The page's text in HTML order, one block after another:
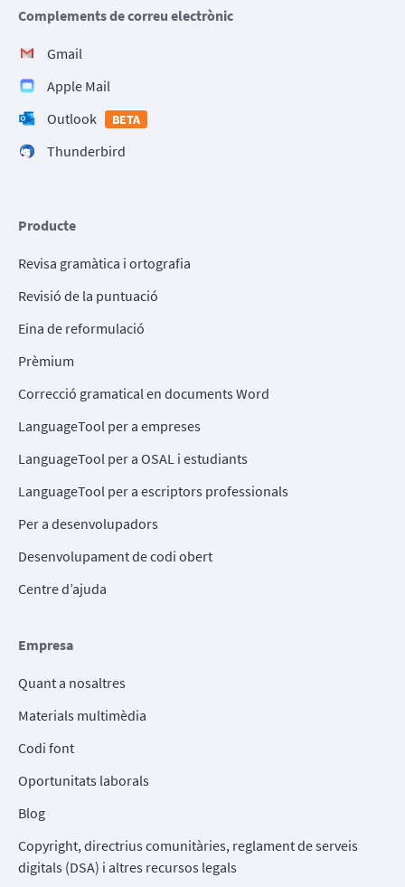
Complements de correu electrònic
Gmail
Apple Mail
Outlook
BETA
Thunderbird
Producte
Revisa gramàtica i ortografia
Revisió de la puntuació
Eina de reformulació
Prèmium
Correcció gramatical en documents Word
LanguageTool per a empreses
LanguageTool per a OSAL i estudiants
LanguageTool per a escriptors professionals
Per a desenvolupadors
Desenvolupament de codi obert
Centre d’ajuda
Empresa
Quant a nosaltres
Materials multimèdia
Codi font
Oportunitats laborals
Blog
Copyright, directrius comunitàries, reglament de serveis
digitals (DSA) i altres recursos legals